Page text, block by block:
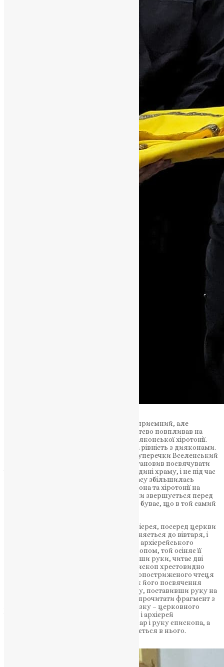
Церковна історія свідчить про один неприємний, але
реальний історичний факт, котрий суттєво повпливав на
сформування чинопослідування іподияконської хіротонії.
Деякі іподиякони почали суперечки за рівність з дияконами.
Для того, щоб остаточно вирішити ці суперечки Вселенський
Патріарх Мануїл (Харитопул) (ХІІІ) постановив посвячувати
іподияконів не в дияконнику, а посередині храму, і не під час
літургії, але перед її початком. З того часу збільшилась
різниця між чинами хіротесії в іподиякона та хіротонії на
диякона. Хіротесія у читці та іподиякони звершується перед
рукоположенням у сан диякона, часто буває, що в той самий
Після того, як звершать облачення архієрея, посеред церкви
виводять кандидата, котрий тричі кланяється до вівтаря, і
потім тричі до архієрея. Підійшовши до архієрейського
амвону, він схиляє голову перед єпископом, той осіняє її
хресним знаменням, а потім возложивши руки, читає дві
молитви. По цьому, буває постриг – єпископ хрестовидно
постригає йому голову. Після чого новопостриженого чтеця
одягають в маленький фелонь, на знак його посвячення
Богу. Далі знову єпископ читає молитву, поставивши руку на
голову. Після неї чтецю пропонується прочитати фрагмент з
Апостола, на знак його першого обов’язку – церковного
читання. По цьому фелонь знамається, і архієрей
благословляє стихар. Чтець цілує стихар і руку єпископа, а
потім з допомогою іподияконів облачається в нього.